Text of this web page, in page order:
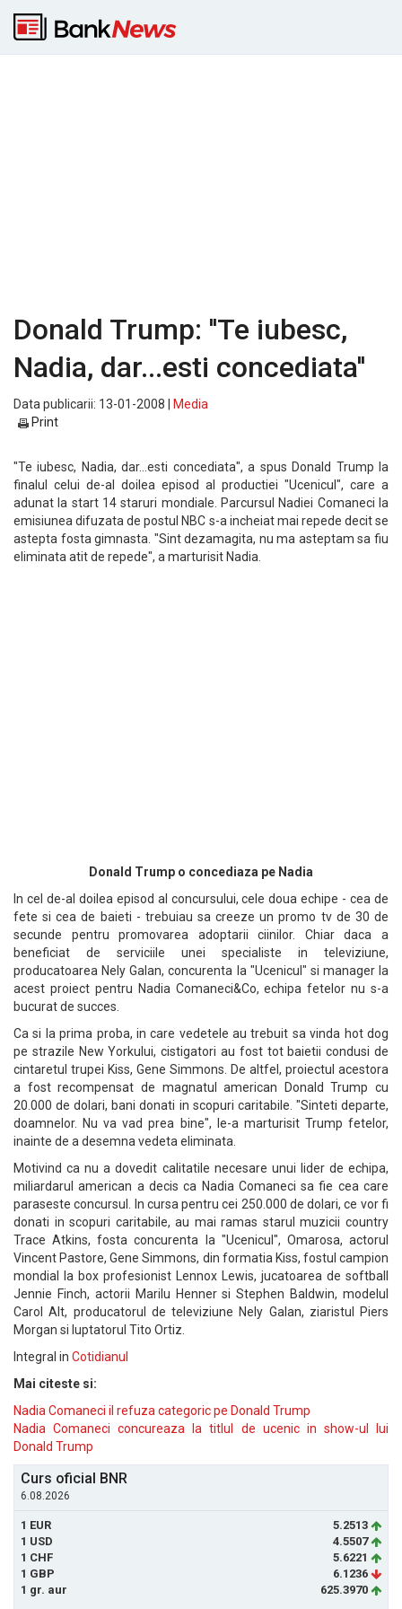
Donald Trump: ''Te iubesc,
Nadia, dar...esti concediata''
Data publicarii: 13-01-2008 |
Media
Print
"Te iubesc, Nadia, dar...esti concediata", a spus Donald Trump la
finalul celui de-al doilea episod al productiei "Ucenicul", care a
adunat la start 14 staruri mondiale. Parcursul Nadiei Comaneci la
emisiunea difuzata de postul NBC s-a incheiat mai repede decit se
astepta fosta gimnasta. "Sint dezamagita, nu ma asteptam sa fiu
eliminata atit de repede", a marturisit Nadia.
Donald Trump o concediaza pe Nadia
In cel de-al doilea episod al concursului, cele doua echipe - cea de
fete si cea de baieti - trebuiau sa creeze un promo tv de 30 de
secunde pentru promovarea adoptarii ciinilor. Chiar daca a
beneficiat de serviciile unei specialiste in televiziune,
producatoarea Nely Galan, concurenta la "Ucenicul" si manager la
acest proiect pentru Nadia Comaneci&Co, echipa fetelor nu s-a
bucurat de succes.
Ca si la prima proba, in care vedetele au trebuit sa vinda hot dog
pe strazile New Yorkului, cistigatori au fost tot baietii condusi de
cintaretul trupei Kiss, Gene Simmons. De altfel, proiectul acestora
a fost recompensat de magnatul american Donald Trump cu
20.000 de dolari, bani donati in scopuri caritabile. "Sinteti departe,
doamnelor. Nu va vad prea bine", le-a marturisit Trump fetelor,
inainte de a desemna vedeta eliminata.
Motivind ca nu a dovedit calitatile necesare unui lider de echipa,
miliardarul american a decis ca Nadia Comaneci sa fie cea care
paraseste concursul. In cursa pentru cei 250.000 de dolari, ce vor fi
donati in scopuri caritabile, au mai ramas starul muzicii country
Trace Atkins, fosta concurenta la "Ucenicul", Omarosa, actorul
Vincent Pastore, Gene Simmons, din formatia Kiss, fostul campion
mondial la box profesionist Lennox Lewis, jucatoarea de softball
Jennie Finch, actorii Marilu Henner si Stephen Baldwin, modelul
Carol Alt, producatorul de televiziune Nely Galan, ziaristul Piers
Morgan si luptatorul Tito Ortiz.
Integral in Cotidianul
Mai citeste si:
Nadia Comaneci il refuza categoric pe Donald Trump
Nadia Comaneci concureaza la titlul de ucenic in show-ul lui
Donald Trump
Curs oficial BNR
6.08.2026
1 EUR
5.2513
1 USD
4.5507
1 CHF
5.6221
1 GBP
6.1236
1 gr. aur
625.3970